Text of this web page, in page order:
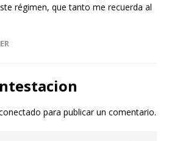
régimen, que tanto me recuerda al
para publicar un comentario.